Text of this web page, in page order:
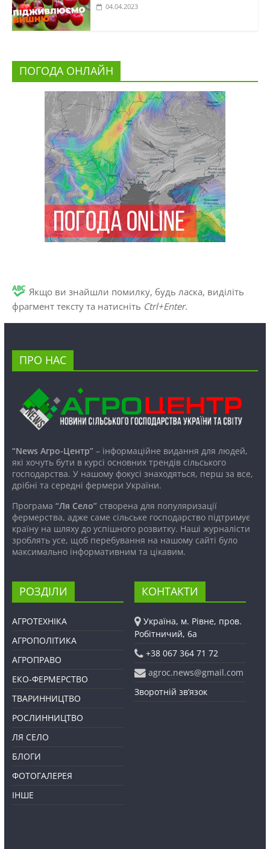
04.04.2023
ПОГОДА ОНЛАЙН
Якщо ви знайшли помилку, будь ласка, виділіть
фрагмент тексту та натисніть Ctrl+Enter.
ПРО НАС
“News Агро-Центр”– інформаційне видання для людей,
які хочуть бути в курсі основних трендів сільського
господарства. У нашому фокусі знаходяться, перш за все,
дрібні та середні фермери України.
Програма “Ля Село”створена для популяризації
фермерства, адже саме сільське господарство підтримує
країну на шляху до успішного розвитку. Наші журналісти
зроблять усе, щоб перебування на нашому сайті було
максимально інформативним та цікавим.
РОЗДІЛИ
АГРОТЕХНІКА
АГРОПОЛІТИКА
АГРОПРАВО
ЕКО-ФЕРМЕРСТВО
ТВАРИННИЦТВО
РОСЛИННИЦТВО
ЛЯ СЕЛО
БЛОГИ
ФОТОГАЛЕРЕЯ
ІНШЕ
КОНТАКТИ
Україна, м. Рівне, пров.
Робітничий, 6а
+38 067 364 71 72
agroc.news@gmail.com
Зворотній зв’язок